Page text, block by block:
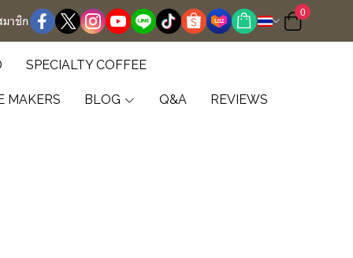
มาชิก
0
SPECIALTY COFFEE
MAKERS BLOG Q&A REVIEWS